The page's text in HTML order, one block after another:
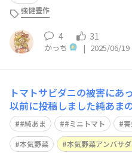
強健豊作
4 31
かっち | 2025/06/19
トマトサビダニの被害にあ
以前に投稿しました純あま
ニの食害に遭っているよう
とうつり、順々に葉が枯れ
ツンツルテンになっていま
#純あま #ミニトマト
本気野菜
本気野菜アンバサ